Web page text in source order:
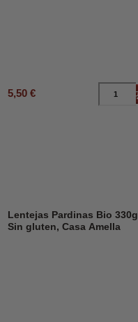
5,50 €
Lentejas Pardinas Bio 330g
Sin gluten, Casa Amella